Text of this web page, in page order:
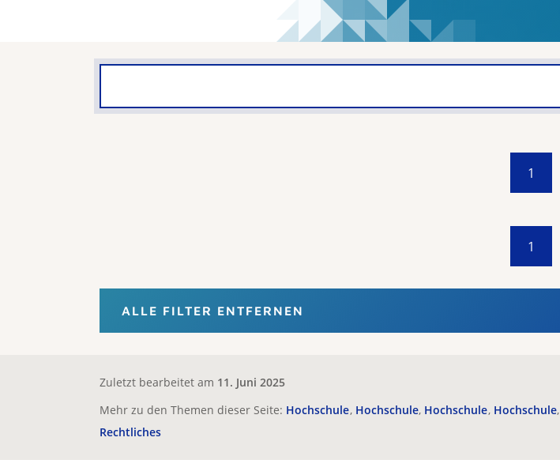
1
1
ALLE FILTER ENTFERNEN
Zuletzt bearbeitet am 11. Juni 2025
Mehr zu den Themen dieser Seite: Hochschule Hochschule Hochschule Hochschule
Rechtliches